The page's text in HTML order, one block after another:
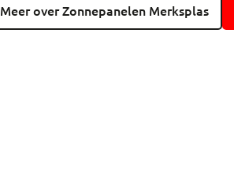
Meer over Zonnepanelen Merksplas